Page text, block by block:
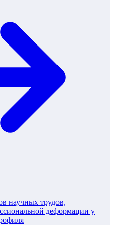
научных трудов,
деформации у